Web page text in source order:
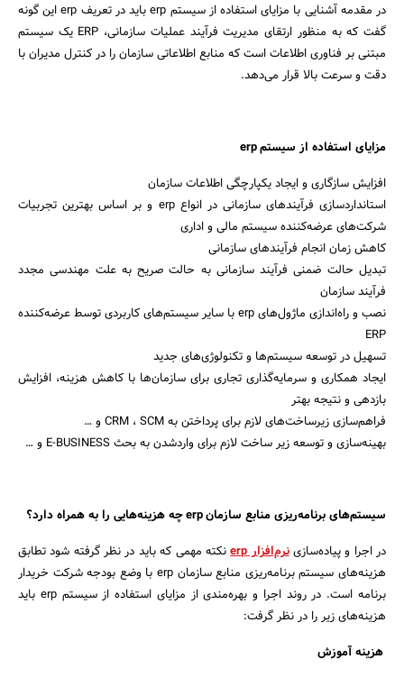
جستجو
در مقدمه آشنایی با مزایای استفاده از سیستم erp باید در تعریف erp این گونه
گفت که به منظور ارتقای مدیریت فرآیند عملیات سازمانی، ERP یک سیستم
مبتنی بر فناوری اطلاعات است که منابع اطلاعاتی سازمان را در کنترل مدیران با
دقت و سرعت بالا قرار می‌دهد.
مزایای استفاده از سیستم erp
افزایش سازگاری و ایجاد یکپارچگی اطلاعات سازمان
استانداردسازی فرآیندهای سازمانی در انواع erp و بر اساس بهترین تجربیات
شرکت‌های عرضه‌کننده سیستم مالی و اداری
کاهش زمان انجام فرآیندهای سازمانی
تبدیل حالت ضمنی فرآیند سازمانی به حالت صریح به علت مهندسی مجدد
فرآیند سازمان
نصب و راه‌اندازی ماژول‌های erp با سایر سیستم‌های کاربردی توسط عرضه‌کننده
ERP
تسهیل در توسعه سیستم‌ها و تکنولوژی‌های جدید
ایجاد همکاری و سرمایه‌گذاری تجاری برای سازمان‌ها با کاهش هزینه، افزایش
بازدهی و نتیجه بهتر
فراهم‌سازی زیرساخت‌های لازم برای پرداختن به CRM ، SCM و …
بهینه‌سازی و توسعه زیر ساخت لازم برای واردشدن به بحث E-BUSINESS و …
سیستم‌های برنامه‌ریزی منابع سازمان erp چه هزینه‌هایی را به همراه دارد؟
در اجرا و پیاده‌سازینرم‌افزار erp
نکته مهمی که باید در نظر گرفته شود تطابق
هزینه‌های سیستم برنامه‌ریزی منابع سازمان erp با وضع بودجه شرکت خریدار
برنامه است. در روند اجرا و بهره‌مندی از مزایای استفاده از سیستم erp باید
هزینه‌های زیر را در نظر گرفت:
هزینه آموزش